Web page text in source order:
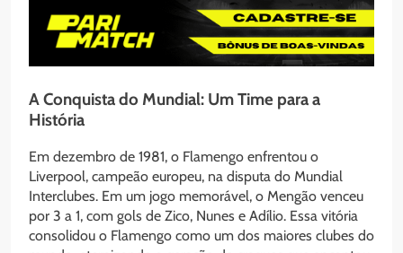
A Conquista do Mundial: Um Time para a
História
Em dezembro de 1981, o Flamengo enfrentou o
Liverpool, campeão europeu, na disputa do Mundial
Interclubes. Em um jogo memorável, o Mengão venceu
por 3 a 1, com gols de Zico, Nunes e Adílio. Essa vitória
consolidou o Flamengo como um dos maiores clubes do